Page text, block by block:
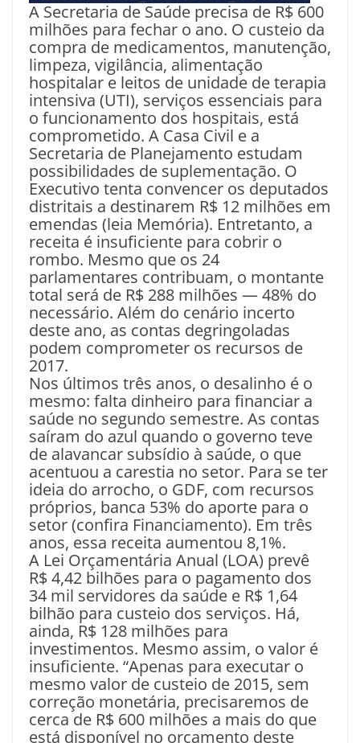
A Secretaria de Saúde precisa de R$ 600
milhões para fechar o ano. O custeio da
compra de medicamentos, manutenção,
limpeza, vigilância, alimentação
hospitalar e leitos de unidade de terapia
intensiva (UTI), serviços essenciais para
o funcionamento dos hospitais, está
comprometido. A Casa Civil e a
Secretaria de Planejamento estudam
possibilidades de suplementação. O
Executivo tenta convencer os deputados
distritais a destinarem R$ 12 milhões em
emendas (leia Memória). Entretanto, a
receita é insuficiente para cobrir o
rombo. Mesmo que os 24
parlamentares contribuam, o montante
total será de R$ 288 milhões — 48% do
necessário. Além do cenário incerto
deste ano, as contas degringoladas
podem comprometer os recursos de
2017.
Nos últimos três anos, o desalinho é o
mesmo: falta dinheiro para financiar a
saúde no segundo semestre. As contas
saíram do azul quando o governo teve
de alavancar subsídio à saúde, o que
acentuou a carestia no setor. Para se ter
ideia do arrocho, o GDF, com recursos
próprios, banca 53% do aporte para o
setor (confira Financiamento). Em três
anos, essa receita aumentou 8,1%.
A Lei Orçamentária Anual (LOA) prevê
R$ 4,42 bilhões para o pagamento dos
34 mil servidores da saúde e R$ 1,64
bilhão para custeio dos serviços. Há,
ainda, R$ 128 milhões para
investimentos. Mesmo assim, o valor é
insuficiente. “Apenas para executar o
mesmo valor de custeio de 2015, sem
correção monetária, precisaremos de
cerca de R$ 600 milhões a mais do que
está disponível no orçamento deste